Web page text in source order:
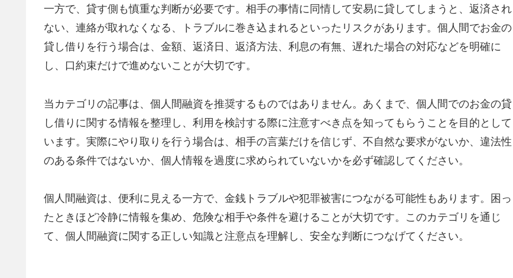
一方で、貸す側も慎重な判断が必要です。相手の事情に同情して安易に貸してしまうと、返済され
ない、連絡が取れなくなる、トラブルに巻き込まれるといったリスクがあります。個人間でお金の
貸し借りを行う場合は、金額、返済日、返済方法、利息の有無、遅れた場合の対応などを明確に
し、口約束だけで進めないことが大切です。
当カテゴリの記事は、個人間融資を推奨するものではありません。あくまで、個人間でのお金の貸
し借りに関する情報を整理し、利用を検討する際に注意すべき点を知ってもらうことを目的として
います。実際にやり取りを行う場合は、相手の言葉だけを信じず、不自然な要求がないか、違法性
のある条件ではないか、個人情報を過度に求められていないかを必ず確認してください。
個人間融資は、便利に見える一方で、金銭トラブルや犯罪被害につながる可能性もあります。困っ
たときほど冷静に情報を集め、危険な相手や条件を避けることが大切です。このカテゴリを通じ
て、個人間融資に関する正しい知識と注意点を理解し、安全な判断につなげてください。